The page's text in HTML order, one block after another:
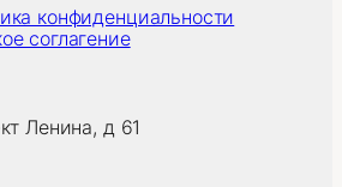
конфиденциальности
соглагение
Ленина, д 61